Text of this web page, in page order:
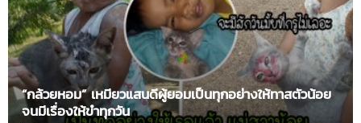
“กล้วยหอม” เหมียวแสนดีผู้ยอมเป็นทุกอย่างให้ทาสตัวน้อย
จนมีเรื่องให้ขำทุกวัน